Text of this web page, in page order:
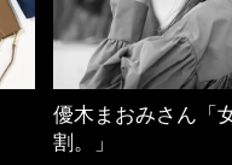
優木まおみさん「
割。」